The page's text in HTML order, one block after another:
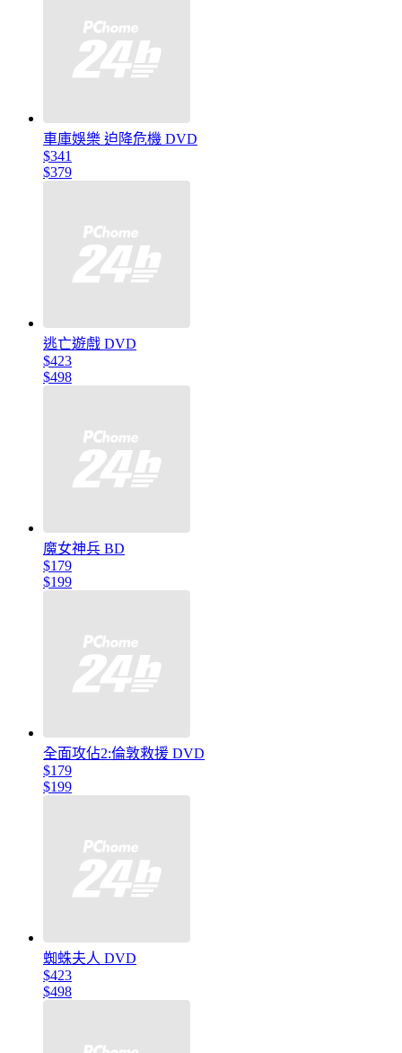
車庫娛樂 迫降危機 DVD
$341
$379
逃亡遊戲 DVD
$423
$498
魔女神兵 BD
$179
$199
全面攻佔2:倫敦救援 DVD
$179
$199
蜘蛛夫人 DVD
$423
$498